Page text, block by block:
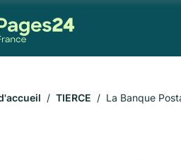
TIERCE La Banque